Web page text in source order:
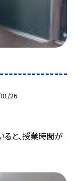
26
ると、授業時間が